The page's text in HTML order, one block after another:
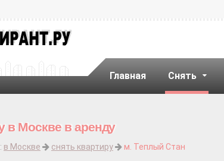
Главная Снять
в Москве в аренду
в Москве снять квартиру м. Теплый Стан